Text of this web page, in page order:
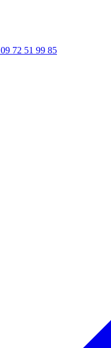
09 72 51 99 85